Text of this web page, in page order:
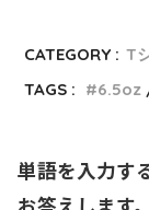
CATEGORY : T
TAGS :
6.5oz
単語を入力す